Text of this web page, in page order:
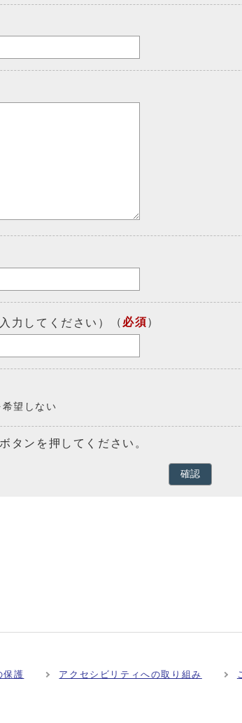
力してください） （ 必須）
希望しない
タンを押してください。
確認
保護 アクセシビリティへの取り組み